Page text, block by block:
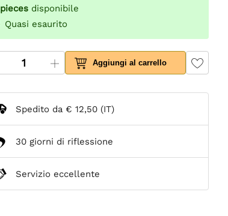
pieces disponibile
Quasi esaurito
Aggiungi al carrello
Spedito da € 12,50 (IT)
30 giorni di riflessione
Servizio eccellente